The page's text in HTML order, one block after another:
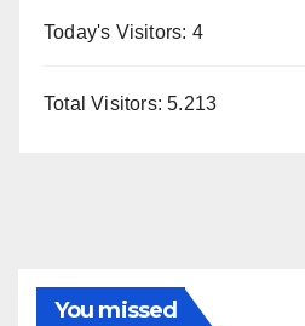
Today's Visitors: 4
Total Visitors:5.213
You missed